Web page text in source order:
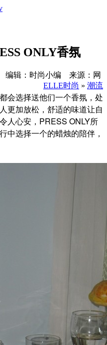
ONLY香氛
编辑：时尚小编 来源：网
ELLE时尚 » 潮流
会选择送他们一个香氛，处
更加放松，舒适的味道让自
人心安，PRESS ONLY所
中选择一个的蜡烛的陪伴，